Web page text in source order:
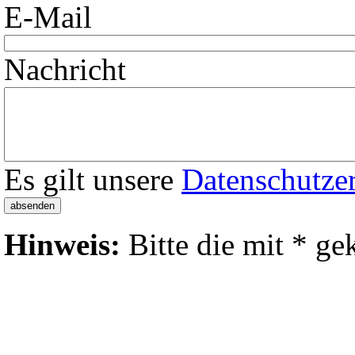
E-Mail
Nachricht
Es gilt unsere
Hinweis: Bitte die mit *